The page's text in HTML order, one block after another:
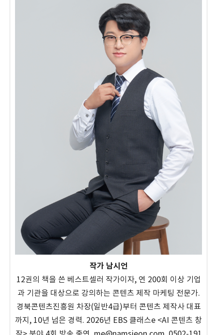
작가 남시언
12권의 책을 쓴 베스트셀러 작가이자, 연 200회 이상 기업
과 기관을 대상으로 강의하는 콘텐츠 제작 마케팅 전문가.
경북콘텐츠진흥원 차장(일반4급)부터 콘텐츠 제작사 대표
까지, 10년 넘은 경력. 2026년 EBS 클래스e <AI 콘텐츠 창